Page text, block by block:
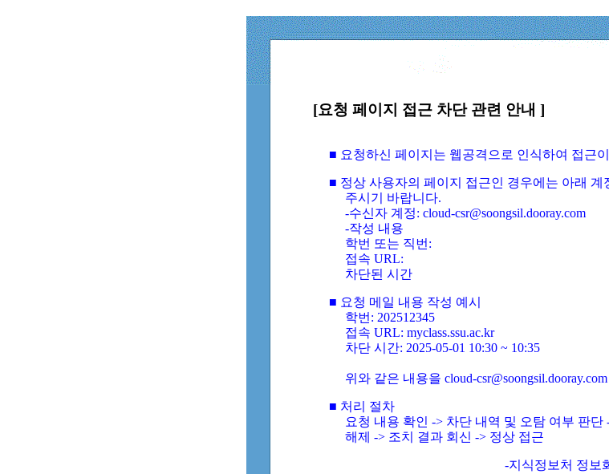
[요청 페이지 접근 차단 관련 안내 ]
■ 요청하신 페이지는 웹공격으로 인식하여 접근
■ 정상 사용자의 페이지 접근인 경우에는 아래 계
주시기 바랍니다.
-수신자 계정: cloud-csr@soongsil.dooray.com
-작성 내용
학번 또는 직번:
접속 URL:
차단된 시간
■ 요청 메일 내용 작성 예시
학번: 202512345
접속 URL: myclass.ssu.ac.kr
차단 시간: 2025-05-01 10:30 ~ 10:35
위와 같은 내용을 cloud-
■ 처리 절차
요청 내용 확인 -> 차단 내역 및 오탐 여부 판
해제 -> 조치 결과 회신 -> 정상 접근
-지식정보처 정보